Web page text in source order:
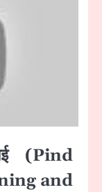
(Pind
and